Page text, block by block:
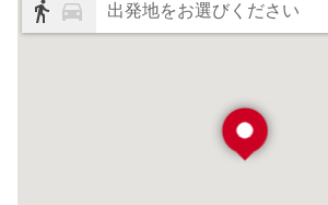
出発地をお選びください